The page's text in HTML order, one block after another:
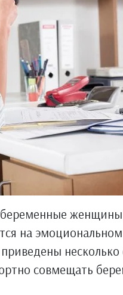
на
несколько
совмещать